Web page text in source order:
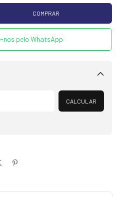
nos pelo WhatsApp
Alterar CEP
CALCULAR